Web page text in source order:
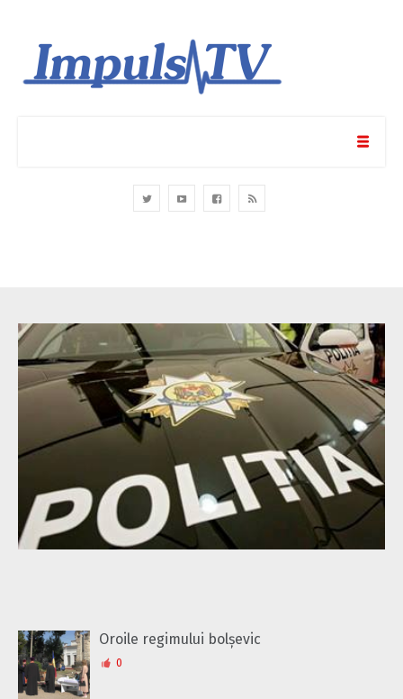
Oroile regimului bolșevic
0